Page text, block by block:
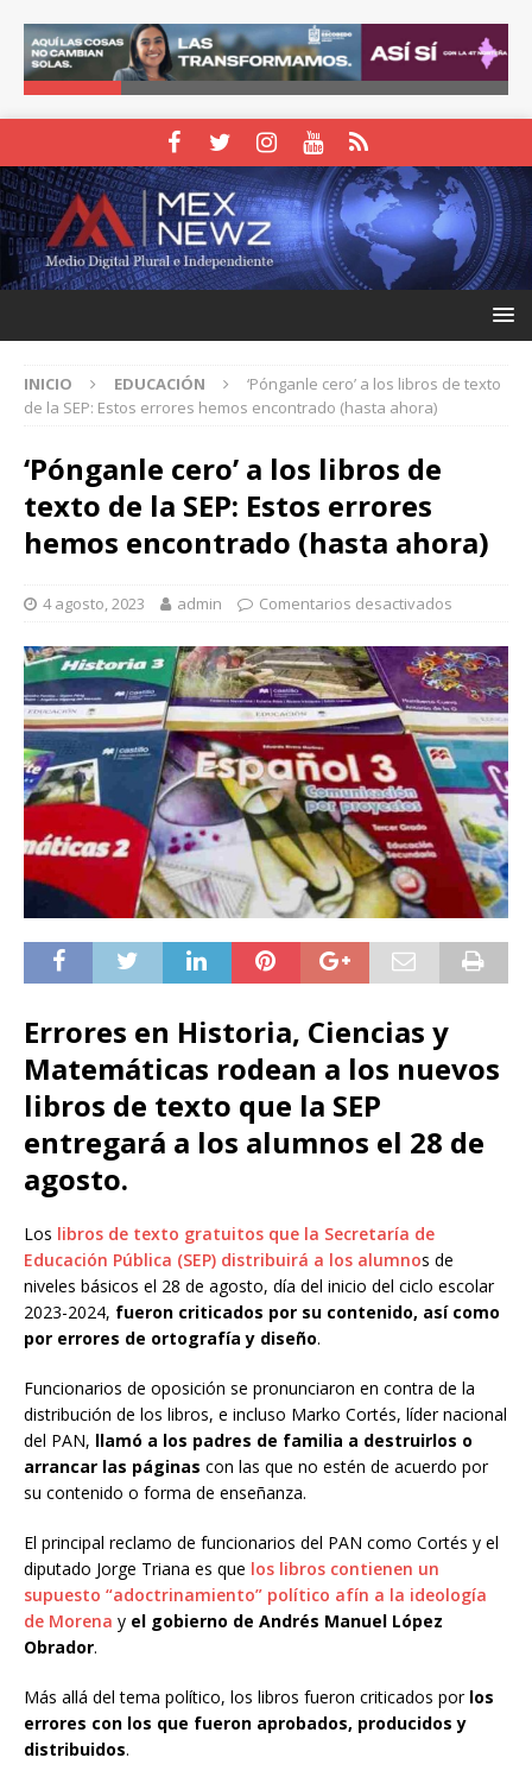
INICIO EDUCACIÓN
‘Pónganle cero’ a los libros de texto
de la SEP: Estos errores hemos encontrado (hasta ahora)
‘Pónganle cero’ a los libros de
texto de la SEP: Estos errores
hemos encontrado (hasta ahora)
4 agosto, 2023 admin Comentarios desactivados
Errores en Historia, Ciencias y
Matemáticas rodean a los nuevos
libros de texto que la SEP
entregará a los alumnos el 28 de
agosto.
Los libros de texto gratuitos que la Secretaría de
Educación Pública (SEP) distribuirá a los alumnos de
niveles básicos el 28 de agosto, día del inicio del ciclo escolar
2023-2024, fueron criticados por su contenido, así como
por errores de ortografía y diseño.
Funcionarios de oposición se pronunciaron en contra de la
distribución de los libros, e incluso Marko Cortés, líder nacional
del PAN, llamó a los padres de familia a destruirlos o
arrancar las páginas con las que no estén de acuerdo por
su contenido o forma de enseñanza.
El principal reclamo de funcionarios del PAN como Cortés y el
diputado Jorge Triana es que los libros contienen un
supuesto “adoctrinamiento” político afín a la ideología
de Morena y el gobierno de Andrés Manuel López
Obrador.
Más allá del tema político, los libros fueron criticados por los
errores con los que fueron aprobados, producidos y
distribuidos.